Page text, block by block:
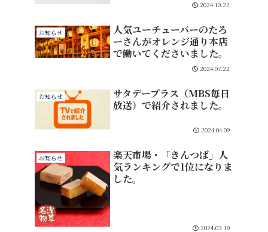
2024.10.22
お知らせ
人気ユーチューバーのたろ
ーさんがオレンジ通り本店
で働いてくださいました。
2024.07.22
お知らせ
サタデープラス（MBS毎日
放送）で紹介されました。
2024.04.09
お知らせ
楽天市場・「きんつば」人
気ランキングで1位になりま
した。
2024.03.19